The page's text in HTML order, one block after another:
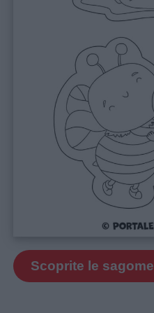
Scoprite le sagome